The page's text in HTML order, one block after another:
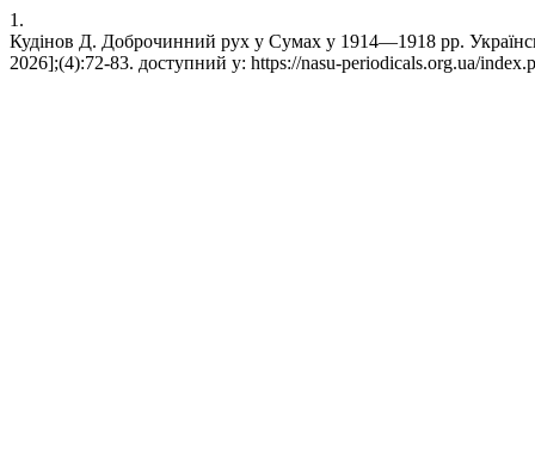
1.
Кудінов Д. Доброчинний рух у Сумах у 1914—1918 рр.
2026];(4):72-83. доступний у: https://nasu-periodicals.org.ua/